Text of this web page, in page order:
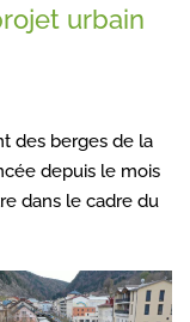
urbain
des berges de la
depuis le mois
dans le cadre du